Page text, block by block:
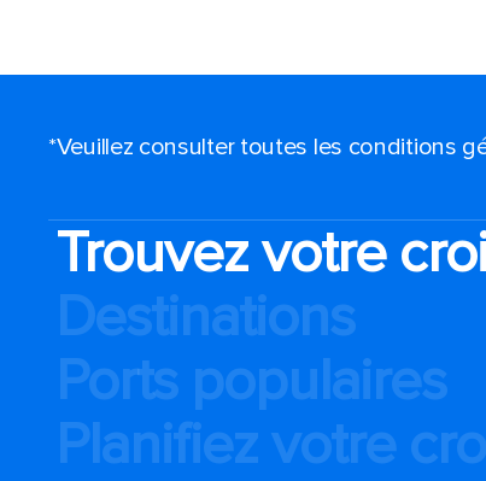
*Veuillez consulter toutes les conditions
Trouvez votre
Destinations
Ports populaires
Planifiez votre